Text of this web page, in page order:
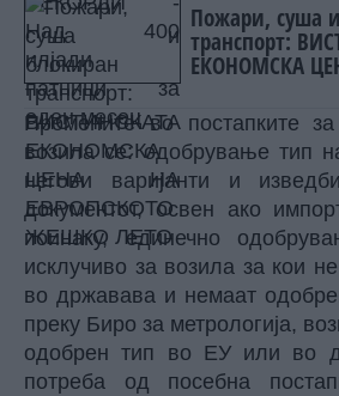
Пожари, суша
транспорт:
ЕКОНОМСКА
Промените во постапките
возила се: одобрување тип
негови варијанти и
документот, освен ако
поинаку, единечно
исклучиво за возила за кои
во државава и немаат
преку Биро за метрологија,
одобрен тип во ЕУ или во
потреба од посебна